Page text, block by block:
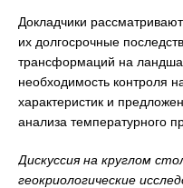
Докладчики
их долгосрочные
трансформаций на
необходимость контроля
характеристик и
анализа температурного
Дискуссия на круглом
геокриологические